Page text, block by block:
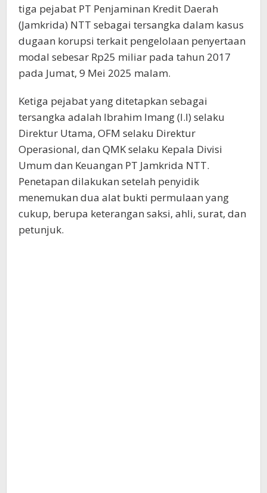
tiga pejabat PT Penjaminan Kredit Daerah
(Jamkrida) NTT sebagai tersangka dalam kasus
dugaan korupsi terkait pengelolaan penyertaan
modal sebesar Rp25 miliar pada tahun 2017
pada Jumat, 9 Mei 2025 malam.
Ketiga pejabat yang ditetapkan sebagai
tersangka adalah Ibrahim Imang (I.I) selaku
Direktur Utama, OFM selaku Direktur
Operasional, dan QMK selaku Kepala Divisi
Umum dan Keuangan PT Jamkrida NTT.
Penetapan dilakukan setelah penyidik
menemukan dua alat bukti permulaan yang
cukup, berupa keterangan saksi, ahli, surat, dan
petunjuk.